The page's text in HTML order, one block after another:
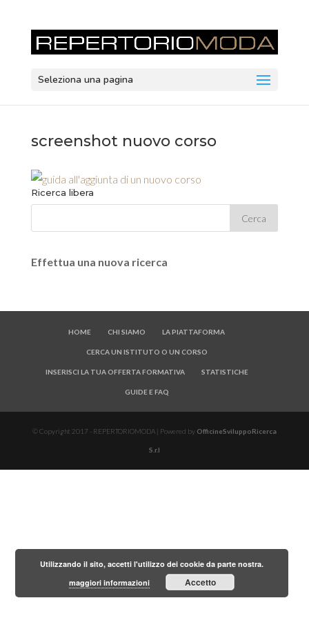
Seleziona una pagina
screenshot nuovo corso
Ricerca libera
Effettua una nuova ricerca
HOME CHI SIAMO LA PIATTAFORMA
CERCA UN ISTITUTO O UN CORSO
INSERISCI LA TUA OFFERTA FORMATIVA STATISTICHE
GUIDE E FAQ
© Copyright 2017 - REPERTORIOMODA | Powered by OfficineSviluppoRicerca
S.r.l
Utilizzando il sito, accetti l'utilizzo dei cookie da parte nostra.
maggiori informazioni
Accetto